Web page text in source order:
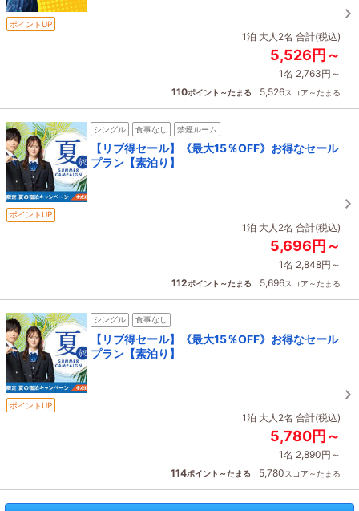
ポイントUP
1泊 大人2名 合計(税込)
5,526円～
1名 2,763円～
110ポイント～たまる 5,526スコア～たまる
シングル 食事なし 禁煙ルーム
【リブ得セール】《最大15％OFF》お得なセール
プラン【素泊り】
ポイントUP
1泊 大人2名 合計(税込)
5,696円～
1名 2,848円～
112ポイント～たまる 5,696スコア～たまる
シングル 食事なし
【リブ得セール】《最大15％OFF》お得なセール
プラン【素泊り】
ポイントUP
1泊 大人2名 合計(税込)
5,780円～
1名 2,890円～
114ポイント～たまる 5,780スコア～たまる